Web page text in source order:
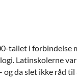
i forbindelse
Latinskolerne
da slet ikke råd